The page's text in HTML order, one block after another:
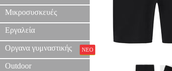
Μικροσυσκευές
Εργαλεία
Οργανα γυμναστικής ΝΕΟ
Outdoor